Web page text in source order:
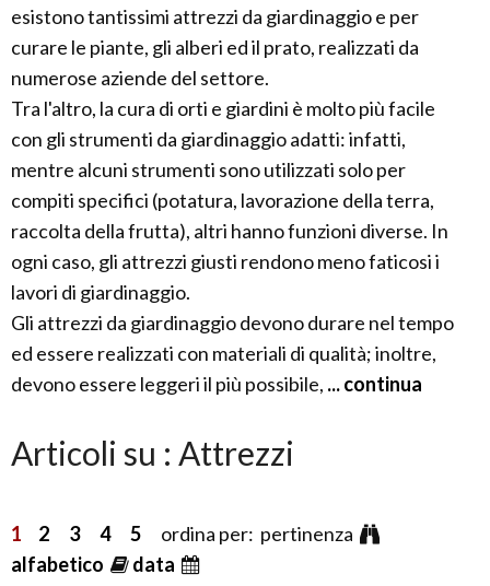
esistono tantissimi attrezzi da giardinaggio e per
curare le piante, gli alberi ed il prato, realizzati da
numerose aziende del settore.
Tra l'altro, la cura di orti e giardini è molto più facile
con gli strumenti da giardinaggio adatti: infatti,
mentre alcuni strumenti sono utilizzati solo per
compiti specifici (potatura, lavorazione della terra,
raccolta della frutta), altri hanno funzioni diverse. In
ogni caso, gli attrezzi giusti rendono meno faticosi i
lavori di giardinaggio.
Gli attrezzi da giardinaggio devono durare nel tempo
ed essere realizzati con materiali di qualità; inoltre,
devono essere leggeri il più possibile, ... continua
Articoli su : Attrezzi
1 2 3 4 5 ordina per: pertinenza
alfabetico
data